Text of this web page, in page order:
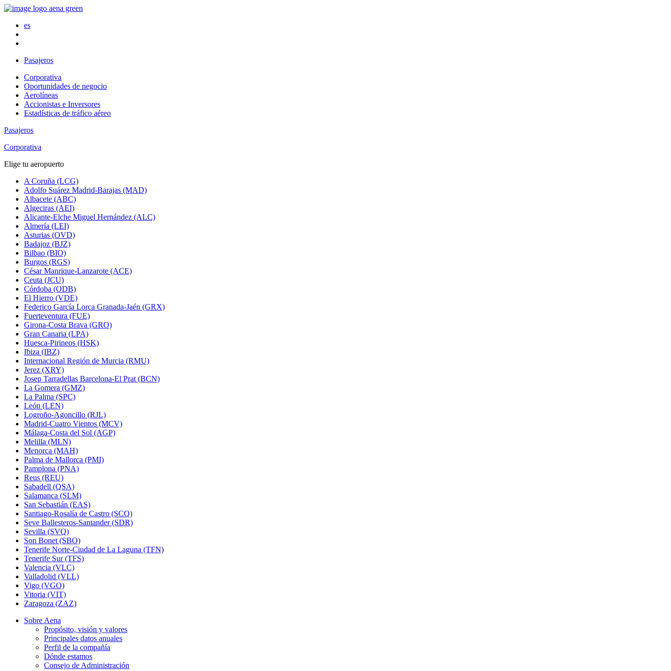
es
Pasajeros
Corporativa
Oportunidades de negocio
Aerolíneas
Accionistas e Inversores
Estadísticas de tráfico aéreo
Pasajeros
Corporativa
Elige tu aeropuerto
A Coruña (LCG)
Adolfo Suárez Madrid-Barajas (MAD)
Albacete (ABC)
Algeciras (AEI)
Alicante-Elche Miguel Hernández (ALC)
Almería (LEI)
Asturias (OVD)
Badajoz (BJZ)
Bilbao (BIO)
Burgos (RGS)
César Manrique-Lanzarote (ACE)
Ceuta (JCU)
Córdoba (ODB)
El Hierro (VDE)
Federico García Lorca Granada-Jaén (GRX)
Fuerteventura (FUE)
Girona-Costa Brava (GRO)
Gran Canaria (LPA)
Huesca-Pirineos (HSK)
Ibiza (IBZ)
Internacional Región de Murcia (RMU)
Jerez (XRY)
Josep Tarradellas Barcelona-El Prat (BCN)
La Gomera (GMZ)
La Palma (SPC)
León (LEN)
Logroño-Agoncillo (RJL)
Madrid-Cuatro Vientos (MCV)
Málaga-Costa del Sol (AGP)
Melilla (MLN)
Menorca (MAH)
Palma de Mallorca (PMI)
Pamplona (PNA)
Reus (REU)
Sabadell (QSA)
Salamanca (SLM)
San Sebastián (EAS)
Santiago-Rosalía de Castro (SCQ)
Seve Ballesteros-Santander (SDR)
Sevilla (SVQ)
Son Bonet (SBO)
Tenerife Norte-Ciudad de La Laguna (TFN)
Tenerife Sur (TFS)
Valencia (VLC)
Valladolid (VLL)
Vigo (VGO)
Vitoria (VIT)
Zaragoza (ZAZ)
Sobre Aena
Propósito, visión y valores
Principales datos anuales
Perfil de la compañía
Dónde estamos
Consejo de Administración